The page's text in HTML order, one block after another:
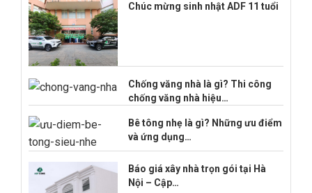
Chúc mừng sinh nhật ADF 11 tuổi
Chống văng nhà là gì? Thi công
chống văng nhà hiệu…
Bê tông nhẹ là gì? Những ưu điểm
và ứng dụng…
Báo giá xây nhà trọn gói tại Hà
Nội – Cập…